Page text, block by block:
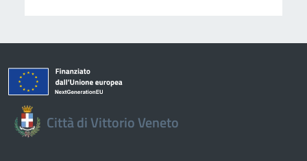
Città di Vittorio Veneto